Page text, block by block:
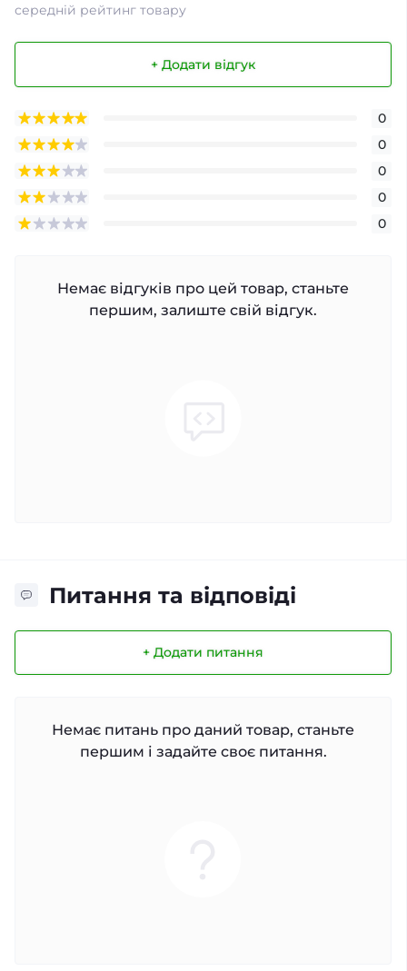
середній рейтинг товару
+ Додати відгук
0
0
0
0
0
Немає відгуків про цей товар, станьте
першим, залиште свій відгук.
Питання та відповіді
+ Додати питання
Немає питань про даний товар, станьте
першим і задайте своє питання.